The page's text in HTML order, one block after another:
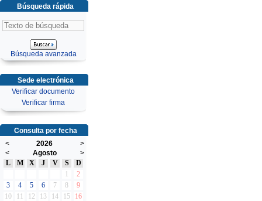
Búsqueda rápida
Búsqueda avanzada
Sede electrónica
Verificar documento
Verificar firma
Consulta por fecha
<
2026
>
<
Agosto
>
L
M X J V S
D
1
2
3
4 5 6 7 8
9
10
11 12 13 14 15
16